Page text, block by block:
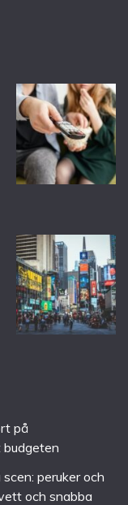
på
peruker och
och snabba